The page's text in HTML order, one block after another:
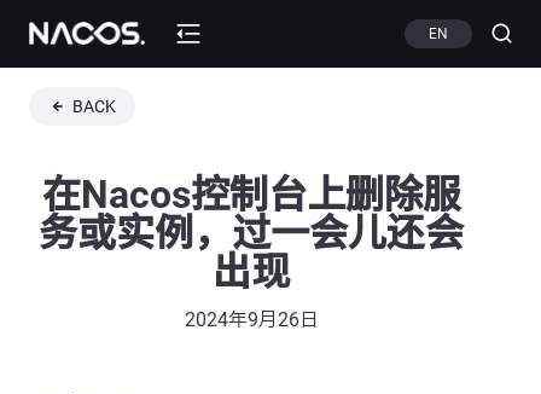
EN
BACK
在Nacos控制台上删除服
务或实例，过一会儿还会
出现
2024年9月26日